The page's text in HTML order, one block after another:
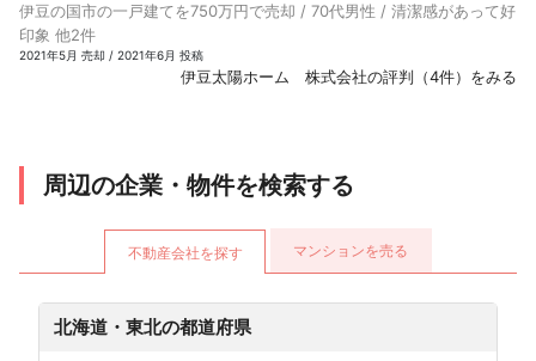
伊豆の国市の一戸建てを750万円で売却 / 70代男性 / 清潔感があって好
印象 他2件
2021年5月 売却 / 2021年6月 投稿
伊豆太陽ホーム 株式会社の評判（4件）をみる
周辺の企業・物件を検索する
不動産会社を探す マンションを売る
北海道・東北の都道府県